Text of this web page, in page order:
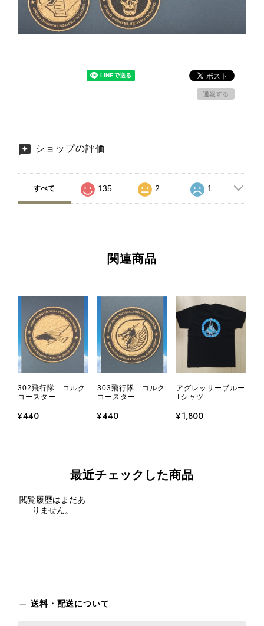
通報する
ショップの評価
すべて 135 2 1
関連商品
302飛行隊 コルク
コースター
¥440
303飛行隊 コルク
コースター
¥440
アグレッサーブルー
Tシャツ
¥1,800
最近チェックした商品
閲覧履歴はまだあ
りません。
送料・配送について